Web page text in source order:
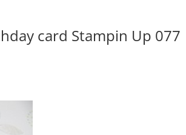
card Stampin Up 077